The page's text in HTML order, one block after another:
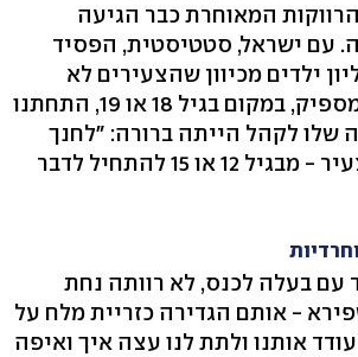
המאוחרת כבר הגיעה
עם ישראל, סטטיסטית, הפסיד
ילדים מכיוון שהצעירים לא
התחתנו צעירים מספיק, במקום בגיל 18 או 19, התחתנו
שלו לקהל הייתה ברורה: "לחנך
לנושא כבר בגיל צעיר - מבגיל 12 או 15 להתחיל לדבר
עם בעלה לכנס, לא רוותה נחת
- אותם הגדירה כזריית מלח על
אותנו ולתת לנו עצה איך ואיפה